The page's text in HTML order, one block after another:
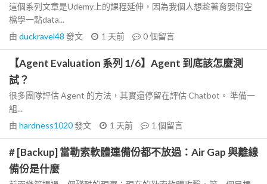
這個系列文章是Udemy上的課程延伸，因為我個人想趁著育嬰假空
檔學一點data...
由 duckravel48 發文 1 天前 0個留言
【Agent Evaluation 系列 1/6】Agent 到底該怎麼測
試？
很多團隊評估 Agent 的方法，其實還停留在評估 Chatbot。 準備一
組...
由 hardness1020發文 1 天前 1 個留言
# [Backup] 當勒索軟體連備份都不放過：Air Gap 與離線
備份是什麼